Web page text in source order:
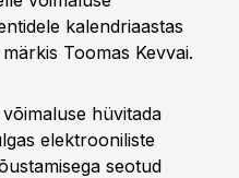
kalendriaastas
Toomas Kevvai.
hüvitada
elektrooniliste
seotud